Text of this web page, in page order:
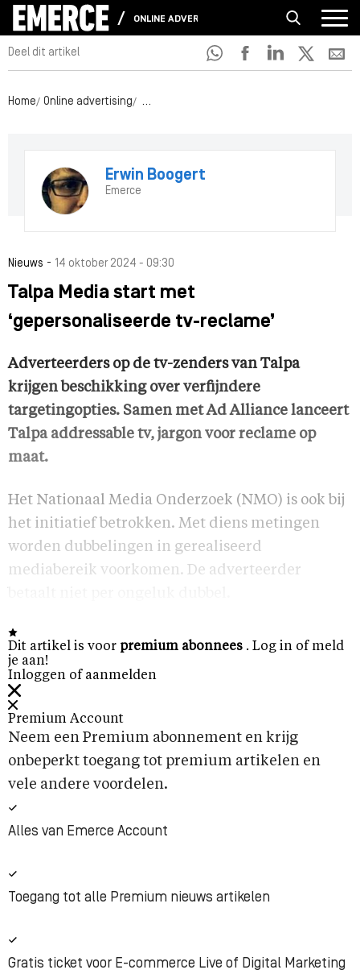
ONLINE ADVERTISING
Deel dit artikel
Home Online advertising Talpa Media start met ‘gepersonaliseerde
Erwin Boogert
Emerce
Nieuws - 14 oktober 2024 - 09:30
Talpa Media start met
‘gepersonaliseerde tv-reclame’
Adverteerders op de tv-zenders van Talpa
krijgen beschikking over verfijndere
targetingopties. Samen met Ad Alliance lanceert
Talpa addressable tv, jargon voor reclame op
maat.
Het Nationaal Media Onderzoek (NMO) is ook bij
het initiatief betrokken. Met diens metingen
worden dubbelingen in gerealiseerd
mediabereik voorkomen. De adverteerder
Dit artikel is voor premium abonnees . Log in of meld
je aan!
Inloggen of aanmelden
Premium Account
Neem een Premium abonnement en krijg
onbeperkt toegang tot premium artikelen en
vele andere voordelen.
Alles van Emerce Account
Toegang tot alle Premium nieuws artikelen
Gratis ticket voor E-commerce Live of Digital Marketing